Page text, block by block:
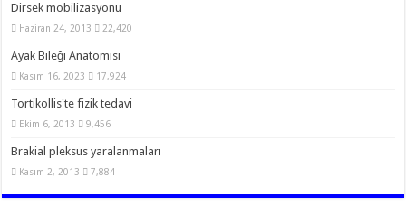
Dirsek mobilizasyonu
Haziran 24, 2013 22,420
Ayak Bileği Anatomisi
Kasım 16, 2023 17,924
Tortikollis'te fizik tedavi
Ekim 6, 2013 9,456
Brakial pleksus yaralanmaları
Kasım 2, 2013 7,884